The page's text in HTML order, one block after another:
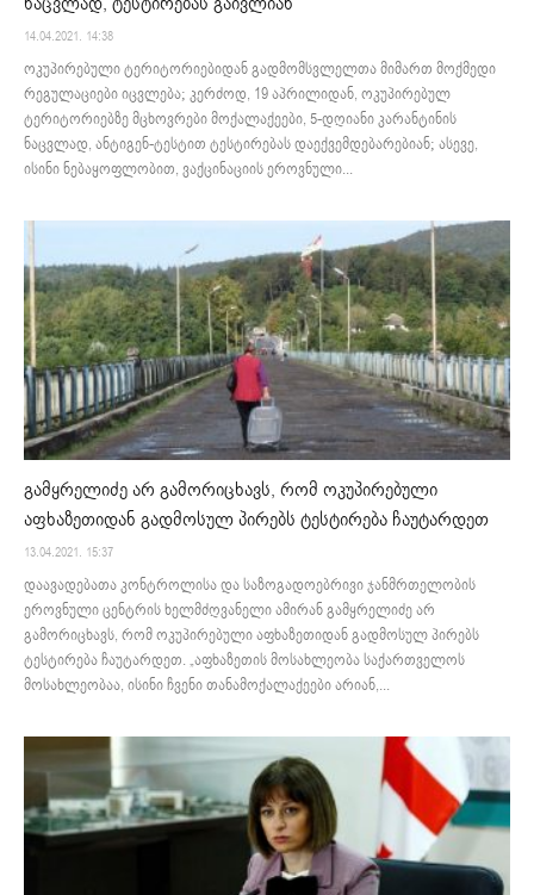
14.04.2021. 14:38
ოკუპირებული ტერიტორიებიდან გადმომსვლელთა მიმართ მოქმედი
რეგულაციები იცვლება; კერძოდ, 19 აპრილიდან, ოკუპირებულ
ტერიტორიებზე მცხოვრები მოქალაქეები, 5-დღიანი კარანტინის
ნაცვლად, ანტიგენ-ტესტით ტესტირებას დაექვემდებარებიან; ასევე,
ისინი ნებაყოფლობით, ვაქცინაციის ეროვნული...
გამყრელიძე არ გამორიცხავს, რომ ოკუპირებული
აფხაზეთიდან გადმოსულ პირებს ტესტირება ჩაუტარდეთ
13.04.2021. 15:37
დაავადებათა კონტროლისა და საზოგადოებრივი ჯანმრთელობის
ეროვნული ცენტრის ხელმძღვანელი ამირან გამყრელიძე არ
გამორიცხავს, რომ ოკუპირებული აფხაზეთიდან გადმოსულ პირებს
ტესტირება ჩაუტარდეთ. „აფხაზეთის მოსახლეობა საქართველოს
მოსახლეობაა, ისინი ჩვენი თანამოქალაქეები არიან,...